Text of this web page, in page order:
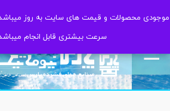
موجودی محصولات و قیمت های سایت به روز
سرعت بیشتری قابل انجام
موجودی محصولات و قیمت های سایت به روز
سرعت بیشتری قابل انجام